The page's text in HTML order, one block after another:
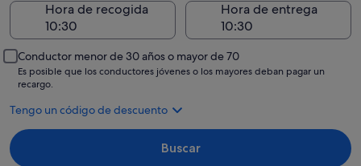
Hora de recogida
Hora de entrega
Conductor menor de 30 años o mayor de 70
Es posible que los conductores jóvenes o los mayores deban pagar un
recargo.
Tengo un código de descuento
Buscar